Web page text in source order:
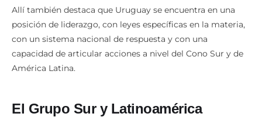
Allí también destaca que Uruguay se encuentra en una
posición de liderazgo, con leyes específicas en la materia,
con un sistema nacional de respuesta y con una
capacidad de articular acciones a nivel del Cono Sur y de
América Latina.
El Grupo Sur y Latinoamérica